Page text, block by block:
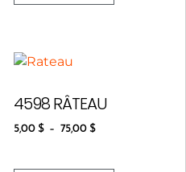
4598 RÂTEAU
5,00 $ – 75,00 $